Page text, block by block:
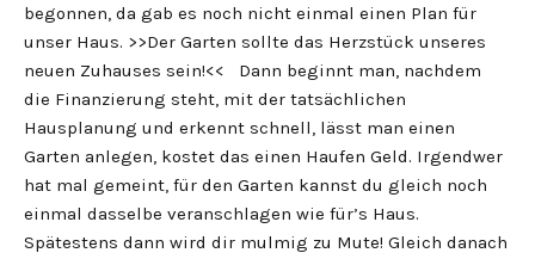
begonnen, da gab es noch nicht einmal einen Plan für
unser Haus. >>Der Garten sollte das Herzstück unseres
neuen Zuhauses sein!<< Dann beginnt man, nachdem
die Finanzierung steht, mit der tatsächlichen
Hausplanung und erkennt schnell, lässt man einen
Garten anlegen, kostet das einen Haufen Geld. Irgendwer
hat mal gemeint, für den Garten kannst du gleich noch
einmal dasselbe veranschlagen wie für’s Haus.
Spätestens dann wird dir mulmig zu Mute! Gleich danach